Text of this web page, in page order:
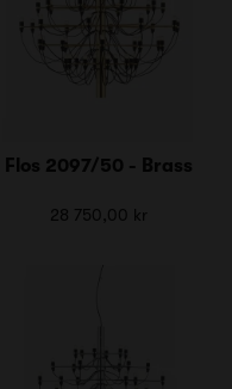
Flos 2097/50 - Brass
28 750,00 kr